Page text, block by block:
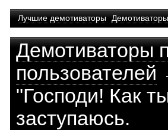
Лучшие демотиваторы
Демотиваторы
пользователей
"Господи! Как
заступаюсь.